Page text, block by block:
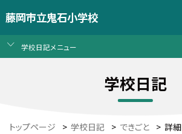
藤岡市立鬼石小学校
学校日記メニュー
学校日記
トップページ > 学校日記 > できごと > 詳細